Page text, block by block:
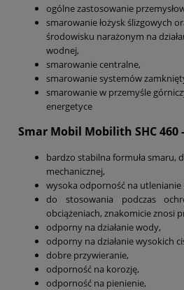
ogólne zastosowanie
smarowanie łożysk ślizgowych
środowisku narażonym na
wodnej,
smarowanie centralne,
smarowanie systemów
smarowanie w przemyśle
energetyce
Smar Mobil Mobilith SHC 460
bardzo stabilna formuła smaru,
mechanicznej,
wysoka odporność na utlenianie
do stosowania podczas
obciążeniach, znakomicie znosi
odporny na działanie wody,
odporny na działanie wysokich
dobre przywieranie,
odporność na korozję,
odporność na pienienie,